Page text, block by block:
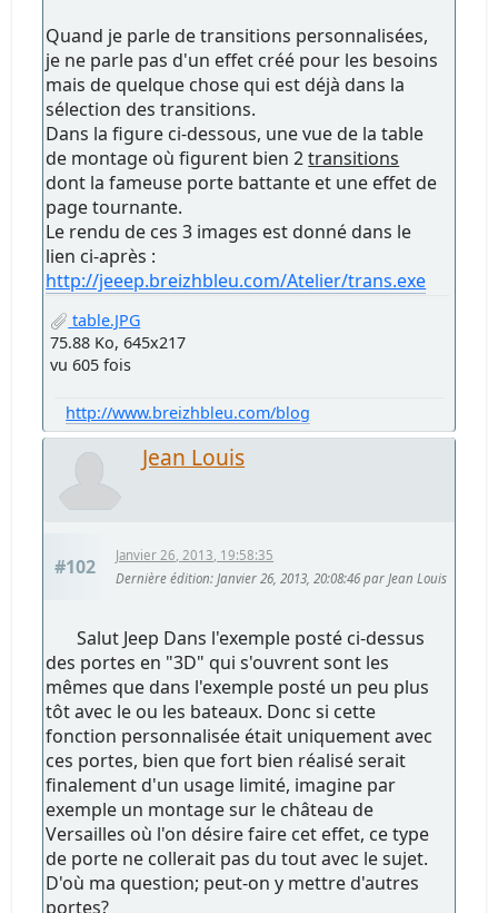
Quand je parle de transitions personnalisées,
je ne parle pas d'un effet créé pour les besoins
mais de quelque chose qui est déjà dans la
sélection des transitions.
Dans la figure ci-dessous, une vue de la table
de montage où figurent bien 2transitions
dont la fameuse porte battante et une effet de
page tournante.
Le rendu de ces 3 images est donné dans le
lien ci-après :
http://jeeep.breizhbleu.com/Atelier/trans.exe
table.JPG
75.88 Ko, 645x217
vu 605 fois
http://www.breizhbleu.com/blog
Jean Louis
#102
Janvier 26, 2013, 19:58:35
Dernière édition: Janvier 26, 2013, 20:08:46 par Jean Louis
Salut Jeep Dans l'exemple posté ci-dessus
des portes en "3D" qui s'ouvrent sont les
mêmes que dans l'exemple posté un peu plus
tôt avec le ou les bateaux. Donc si cette
fonction personnalisée était uniquement avec
ces portes, bien que fort bien réalisé serait
finalement d'un usage limité, imagine par
exemple un montage sur le château de
Versailles où l'on désire faire cet effet, ce type
de porte ne collerait pas du tout avec le sujet.
D'où ma question; peut-on y mettre d'autres
portes?